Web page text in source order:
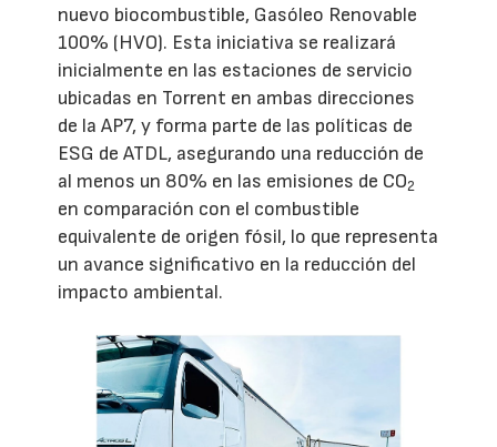
nuevo biocombustible, Gasóleo Renovable
100% (HVO). Esta iniciativa se realizará
inicialmente en las estaciones de servicio
ubicadas en Torrent en ambas direcciones
de la AP7, y forma parte de las políticas de
ESG de ATDL, asegurando una reducción de
al menos un 80% en las emisiones de CO2
en comparación con el combustible
equivalente de origen fósil, lo que representa
un avance significativo en la reducción del
impacto ambiental.